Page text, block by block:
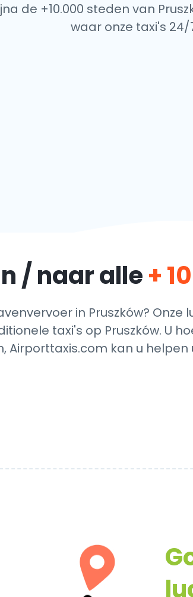
de +10.000 steden van
waar onze taxi's 24/
/ naar alle+
in Pruszków?
taxi's op Pruszków. U
Airporttaxis.com kan u